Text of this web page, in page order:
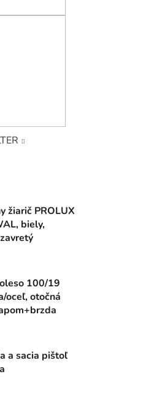
žiarič PROLUX
biely,
100/19
oceľ, otočná
a sacia pištoľ